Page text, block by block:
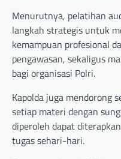
Menurutnya, pelatihan
langkah strategis untuk
kemampuan profesional
pengawasan, sekaligus
bagi organisasi Polri.
Kapolda juga mendorong
setiap materi dengan
diperoleh dapat
tugas sehari-hari.